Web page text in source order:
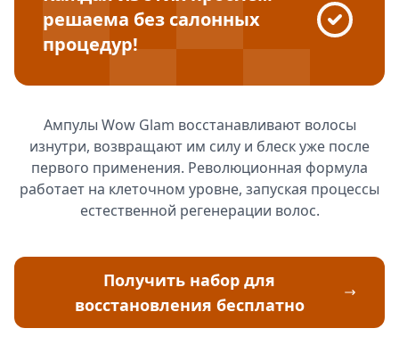
решаема без салонных
процедур!
Ампулы Wow Glam восстанавливают волосы
изнутри, возвращают им силу и блеск уже после
первого применения. Революционная формула
работает на клеточном уровне, запуская процессы
естественной регенерации волос.
Получить набор для
восстановления бесплатно